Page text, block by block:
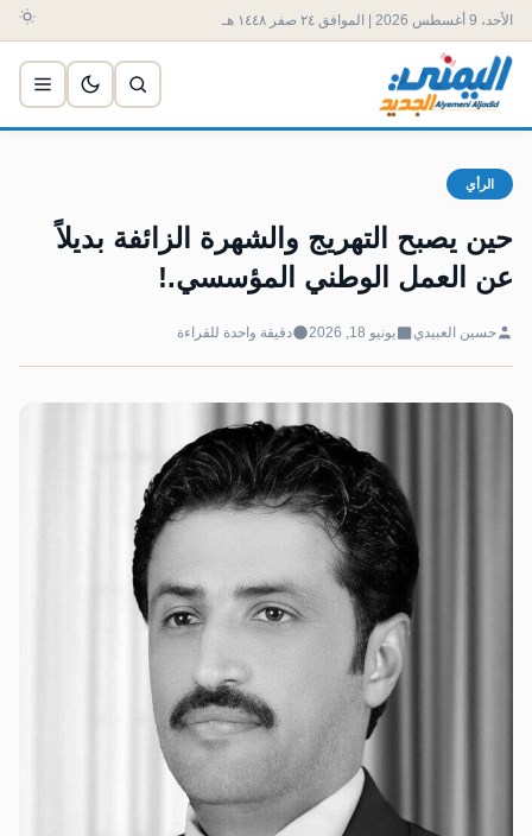
الأحد، 9 أغسطس 2026 | الموافق ٢٤ صفر ١٤٤٨ هـ
الرأي
حين يصبح التهريج والشهرة الزائفة بديلاً
عن العمل الوطني المؤسسي.!
حسين العبيدي يونيو 18, 2026 دقيقة واحدة للقراءة